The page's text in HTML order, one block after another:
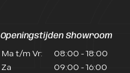
Openingstijden Showroom
Ma t/m Vr:
08:00 - 18:00
Za
09:00 - 16:00